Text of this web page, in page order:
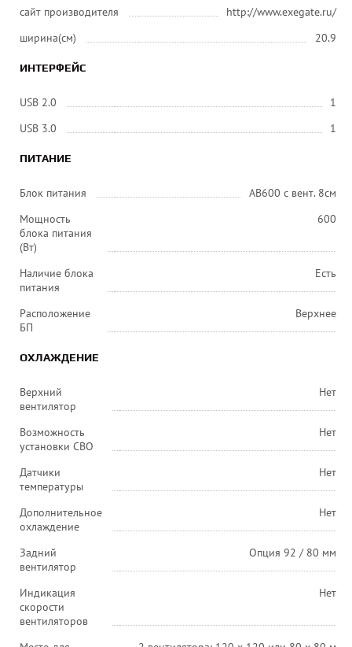
сайт производителя
http://www.exegate.ru/
ширина(см)
20.9
ИНТЕРФЕЙС
USB 2.0
1
USB 3.0
1
ПИТАНИЕ
Блок питания
AB600 с вент. 8см
Мощность
блока питания
(Вт)
600
Наличие блока
питания
Есть
Расположение
БП
Верхнее
ОХЛАЖДЕНИЕ
Верхний
вентилятор
Нет
Возможность
установки СВО
Нет
Датчики
температуры
Нет
Дополнительное
охлаждение
Нет
Задний
вентилятор
Опция 92 / 80 мм
Индикация
скорости
вентиляторов
Нет